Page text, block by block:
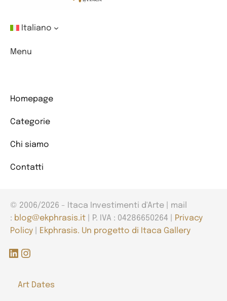
Italiano
Menu
Homepage
Categorie
Chi siamo
Contatti
© 2006/2026 - Itaca Investimenti d'Arte | mail
: blog@ekphrasis.it | P. IVA : 04286650264 |
Privacy
Policy
Ekphrasis. Un progetto di Itaca Gallery
LinkedIn
Instagram
Art Dates